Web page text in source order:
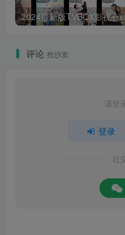
评论 抢沙发
请登
登录
社